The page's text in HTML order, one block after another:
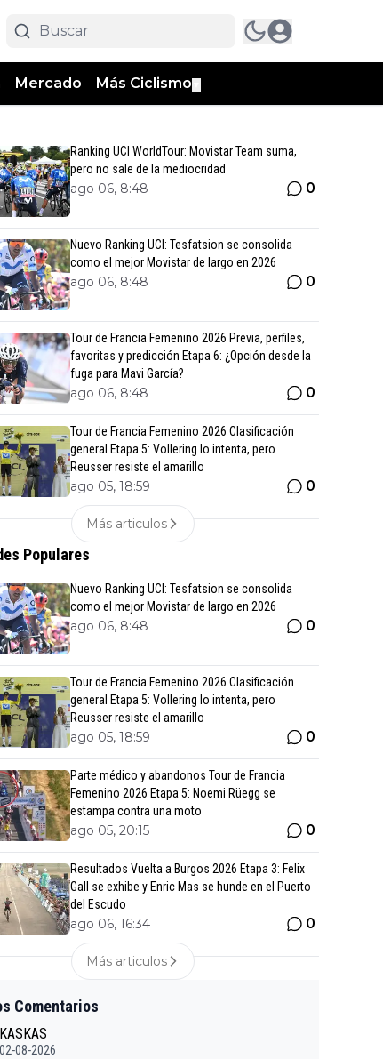
Mercado Más Ciclismo
Ranking UCI WorldTour: Movistar Team suma,
pero no sale de la mediocridad
ago 06, 8:48 0
Nuevo Ranking UCI: Tesfatsion se consolida
como el mejor Movistar de largo en 2026
ago 06, 8:48 0
Tour de Francia Femenino 2026 Previa, perfiles,
favoritas y predicción Etapa 6: ¿Opción desde la
fuga para Mavi García?
ago 06, 8:48 0
Tour de Francia Femenino 2026 Clasificación
general Etapa 5: Vollering lo intenta, pero
Reusser resiste el amarillo
ago 05, 18:59 0
Más articulos
Populares
Nuevo Ranking UCI: Tesfatsion se consolida
como el mejor Movistar de largo en 2026
ago 06, 8:48 0
Tour de Francia Femenino 2026 Clasificación
general Etapa 5: Vollering lo intenta, pero
Reusser resiste el amarillo
ago 05, 18:59 0
Parte médico y abandonos Tour de Francia
Femenino 2026 Etapa 5: Noemi Rüegg se
estampa contra una moto
ago 05, 20:15 0
Resultados Vuelta a Burgos 2026 Etapa 3: Felix
Gall se exhibe y Enric Mas se hunde en el Puerto
del Escudo
ago 06, 16:34 0
Más articulos
Comentarios
KASKAS
02-08-2026